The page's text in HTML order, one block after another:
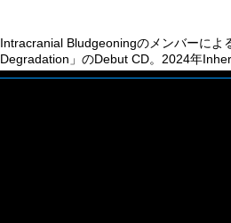
Intracranial Bludgeoningのメンバーに
Degradation」のDebut CD。2024年